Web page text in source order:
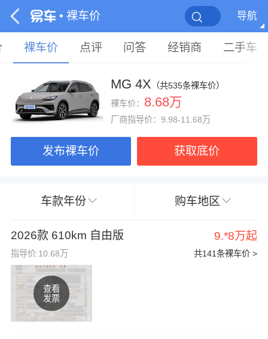
• 裸车价 导航
裸车价 点评 问答 经销商 二手车
MG 4X （共535条裸车价）
裸车价： 8.68万
厂商指导价：9.98-11.68万
发布裸车价 获取底价
车款年份 购车地区
2026款 610km 自由版 9.*8万起
共141条裸车价 >
指导价:10.68万
查看
发票